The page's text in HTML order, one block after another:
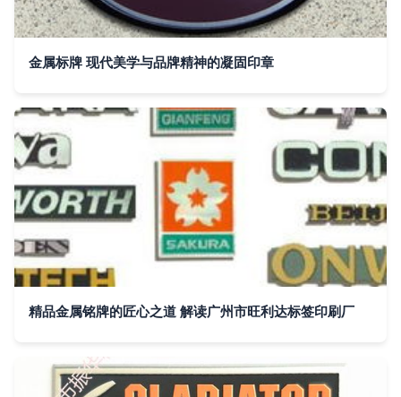
金属标牌 现代美学与品牌精神的凝固印章
精品金属铭牌的匠心之道 解读广州市旺利达标签印刷厂